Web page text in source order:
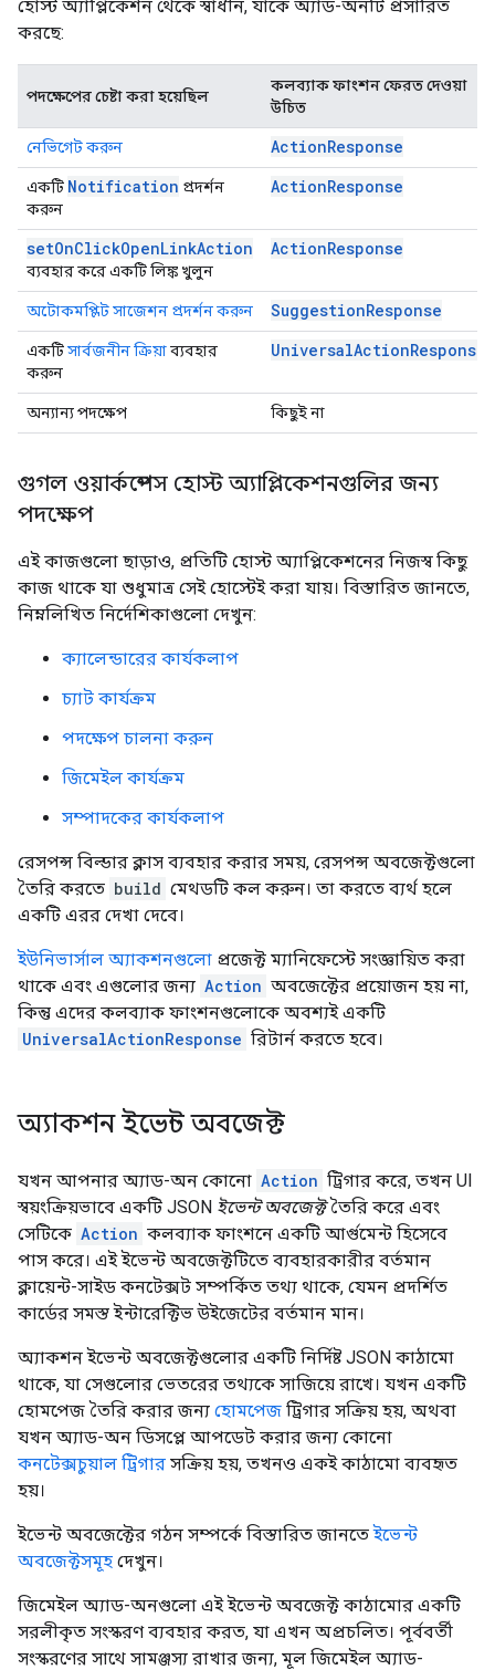
হোস্ট অ্যাপ্লিকেশন থেকে স্বাধীন, যাকে অ্যাড-অনটি প্রসারিত
করছে:
পদক্ষেপের চেষ্টা করা হয়েছিল
কলব্যাক ফাংশন ফেরত দেওয়া
উচিত
নেভিগেট করুন ActionResponse
একটি Notification প্রদর্শন
করুন
ActionResponse
setOnClickOpenLinkAction
ব্যবহার করে একটি লিঙ্ক খুলুন
ActionResponse
অটোকমপ্লিট সাজেশন প্রদর্শন করুন SuggestionResponse
একটিসার্বজনীন ক্রিয়াব্যবহার
করুন
UniversalActionResponse
অন্যান্য পদক্ষেপ কিছুই না
গুগল ওয়ার্কস্পেস হোস্ট অ্যাপ্লিকেশনগুলির জন্য
পদক্ষেপ
এই কাজগুলো ছাড়াও, প্রতিটি হোস্ট অ্যাপ্লিকেশনের নিজস্ব কিছু
কাজ থাকে যা শুধুমাত্র সেই হোস্টেই করা যায়। বিস্তারিত জানতে,
নিম্নলিখিত নির্দেশিকাগুলো দেখুন:
ক্যালেন্ডারের কার্যকলাপ
চ্যাট কার্যক্রম
পদক্ষেপ চালনা করুন
জিমেইল কার্যক্রম
সম্পাদকের কার্যকলাপ
রেসপন্স বিল্ডার ক্লাস ব্যবহার করার সময়, রেসপন্স অবজেক্টগুলো
তৈরি করতে build মেথডটি কল করুন। তা করতে ব্যর্থ হলে
একটি এরর দেখা দেবে।
ইউনিভার্সাল অ্যাকশনগুলো প্রজেক্ট ম্যানিফেস্টে সংজ্ঞায়িত করা
থাকে এবং এগুলোর জন্য Action অবজেক্টের প্রয়োজন হয় না,
কিন্তু এদের কলব্যাক ফাংশনগুলোকে অবশ্যই একটি
UniversalActionResponse রিটার্ন করতে হবে।
অ্যাকশন ইভেন্ট অবজেক্ট
যখন আপনার অ্যাড-অন কোনো Action ট্রিগার করে, তখন UI
স্বয়ংক্রিয়ভাবে একটি JSON ইভেন্ট অবজেক্টতৈরি করে এবং
সেটিকে Action কলব্যাক ফাংশনে একটি আর্গুমেন্ট হিসেবে
পাস করে। এই ইভেন্ট অবজেক্টটিতে ব্যবহারকারীর বর্তমান
ক্লায়েন্ট-সাইড কনটেক্সট সম্পর্কিত তথ্য থাকে, যেমন প্রদর্শিত
কার্ডের সমস্ত ইন্টারেক্টিভ উইজেটের বর্তমান মান।
অ্যাকশন ইভেন্ট অবজেক্টগুলোর একটি নির্দিষ্ট JSON কাঠামো
থাকে, যা সেগুলোর ভেতরের তথ্যকে সাজিয়ে রাখে। যখন একটি
হোমপেজ তৈরি করার জন্য হোমপেজ ট্রিগার সক্রিয় হয়, অথবা
যখন অ্যাড-অন ডিসপ্লে আপডেট করার জন্য কোনো
কনটেক্সচুয়াল ট্রিগার সক্রিয় হয়, তখনও একই কাঠামো ব্যবহৃত
হয়।
ইভেন্ট অবজেক্টের গঠন সম্পর্কে বিস্তারিত জানতেইভেন্ট
অবজেক্টসমূহ দেখুন।
জিমেইল অ্যাড-অনগুলো এই ইভেন্ট অবজেক্ট কাঠামোর একটি
সরলীকৃত সংস্করণ ব্যবহার করত, যা এখন অপ্রচলিত। পূর্ববর্তী
সংস্করণের সাথে সামঞ্জস্য রাখার জন্য, মূল জিমেইল অ্যাড-